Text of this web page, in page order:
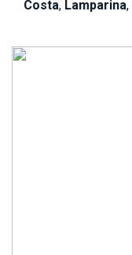
Costa, Lamparina,